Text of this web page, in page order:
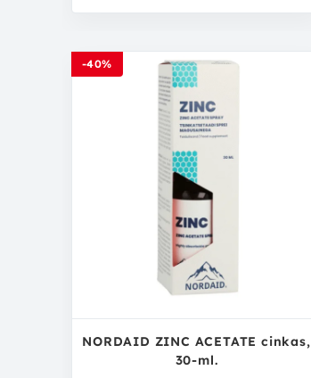
-40%
NORDAID ZINC ACETATE cinkas,
30-ml.